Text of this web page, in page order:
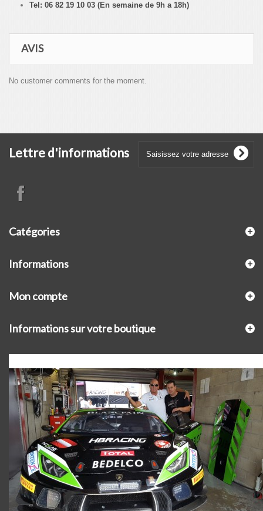
Tel: 06 82 19 10 03 (En semaine de 9h a 18h)
AVIS
No customer comments for the moment.
Lettre d'informations
Catégories
Informations
Mon compte
Informations sur votre boutique